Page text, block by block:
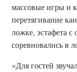
массовые игры и
перетягивание
ложке, эстафета
соревновались в
«Для гостей